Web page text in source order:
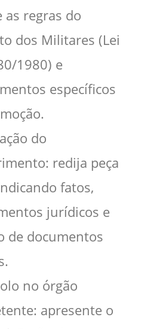
as regras do
dos Militares (Lei
1980) e
específicos
do
redija peça
fatos,
jurídicos e
de documentos
no órgão
apresente o